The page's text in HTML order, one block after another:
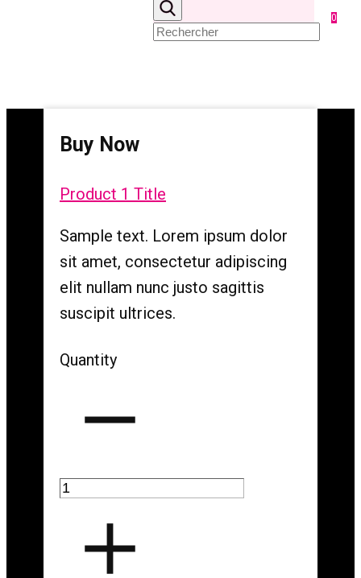
0
Buy Now
Product 1 Title
Sample text. Lorem ipsum dolor
sit amet, consectetur adipiscing
elit nullam nunc justo sagittis
suscipit ultrices.
Quantity